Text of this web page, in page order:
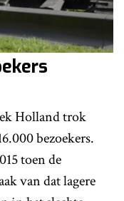
Holland trok
bezoekers.
toen de
van dat lagere